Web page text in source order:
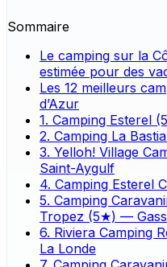
Sommaire
Le camping sur la
estimée pour des
Les 12 meilleurs
d’Azur
1. Camping Esterel
2. Camping La
3. Yelloh! Village
Saint-Aygulf
4. Camping Esterel
5. Camping
Tropez (5★) —
6. Riviera Camping
La Londe